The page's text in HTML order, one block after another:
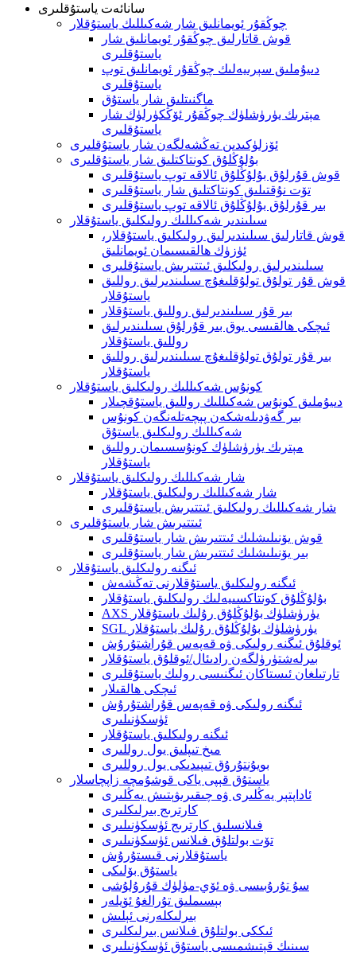
سانائەت ياستۇقلىرى
چوڭقۇر ئويمانلىق شار شەكىللىك ياستۇقلار
قوش قاتارلىق چوڭقۇر ئويمانلىق شار
ياستۇقلىرى
دىيۇملىق سېرىيەلىك چوڭقۇر ئويمانلىق توپ
ياستۇقلىرى
ماگنىتلىق شار ياستۇق
مېترىك يۈرۈشلۈك چوڭقۇر ئۆڭكۈرلۈك شار
ياستۇقلىرى
ئۆزلۈكىدىن تەڭشەلگەن شار ياستۇقلىرى
بۇلۇڭلۇق كونتاكتلىق شار ياستۇقلىرى
قوش قۇرلۇق بۇلۇڭلۇق ئالاقە توپ ياستۇقلىرى
تۆت نۇقتىلىق كونتاكتلىق شار ياستۇقلىرى
بىر قۇرلۇق بۇلۇڭلۇق ئالاقە توپ ياستۇقلىرى
سىلىندىر شەكىللىك رولىكلىق ياستۇقلار
قوش قاتارلىق سىلىندىرلىق رولىكلىق ياستۇقلار،
ئۈزۈك ھالقىسىمان ئويمانلىق
سىلىندىرلىق رولىكلىق ئىتتىرىش ياستۇقلىرى
قوش قۇر تولۇق تولۇقلىغۇچ سىلىندىرلىق روللىق
ياستۇقلار
بىر قۇر سىلىندىرلىق روللىق ياستۇقلار
ئىچكى ھالقىسى يوق بىر قۇرلۇق سىلىندىرلىق
روللىق ياستۇقلار
بىر قۇر تولۇق تولۇقلىغۇچ سىلىندىرلىق روللىق
ياستۇقلار
كونۇس شەكىللىك رولىكلىق ياستۇقلار
دىيۇملىق كونۇس شەكىللىك روللىق ياستۇقچىلار
بىر گەۋدىلەشكەن پېچەتلەنگەن كونۇس
شەكىللىك رولىكلىق ياستۇق
مېترىك يۈرۈشلۈك كونۇسسىمان روللىق
ياستۇقلار
شار شەكىللىك رولىكلىق ياستۇقلار
شار شەكىللىك رولىكلىق ياستۇقلار
شار شەكىللىك رولىكلىق ئىتتىرىش ياستۇقلىرى
ئىتتىرىش شار ياستۇقلىرى
قوش يۆنىلىشلىك ئىتتىرىش شار ياستۇقلىرى
بىر يۆنىلىشلىك ئىتتىرىش شار ياستۇقلىرى
ئىگنە رولىكلىق ياستۇقلار
ئىگنە رولىكلىق ياستۇقلارنى تەڭشەش
بۇلۇڭلۇق كونتاكسىيەلىك رولىكلىق ياستۇقلار
AXS يۈرۈشلۈك بۇلۇڭلۇق رۇلىك ياستۇقلار
SGL يۈرۈشلۈك بۇلۇڭلۇق رۇلىك ياستۇقلار
ئوقلۇق ئىگنە رولىكى ۋە قەپەس قۇراشتۇرۇش
بىرلەشتۈرۈلگەن رادىئال/ئوقلۇق ياستۇقلار
تارتىلغان ئىستاكان ئىگنىسى رولىك ياستۇقلىرى
ئىچكى ھالقىلار
ئىگنە رولىكى ۋە قەپەس قۇراشتۇرۇش
ئۈسكۈنىلىرى
ئىگنە رولىكلىق ياستۇقلار
مىخ تىپلىق يول روللىرى
بويۇنتۇرۇق تىپىدىكى يول روللىرى
ياستۇق قېپى ياكى قوشۇمچە زاپچاسلار
ئاداپتېر يەڭلىرى ۋە چىقىرىۋېتىش يەڭلىرى
كارترىج بىرلىكلىرى
فىلانسلىق كارترىج ئۈسكۈنىلىرى
تۆت بولتلۇق فىلانس ئۈسكۈنىلىرى
ياستۇقلارنى قىستۇرۇش
ياستۇق بۆلىكى
سۇ تۇرۇبىسى ۋە ئۆي-مۈلۈك قۇرۇلۇشى
بېسىملىق تۇرالغۇ ئۆيلەر
بىرلىكلەرنى ئېلىش
ئىككى بولتلۇق فىلانس بىرلىكلىرى
سىنىك قېتىشمىسى ياستۇق ئۈسكۈنىلىرى